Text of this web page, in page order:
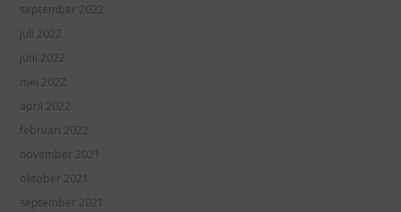
september 2022
juli 2022
juni 2022
mei 2022
april 2022
februari 2022
november 2021
oktober 2021
september 2021